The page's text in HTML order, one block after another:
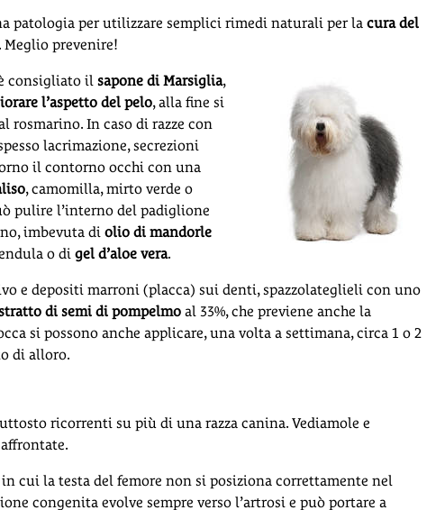
patologia per utilizzare semplici rimedi naturali per la cura del
Meglio prevenire!
consigliato il sapone di Marsiglia,
l’aspetto del pelo, alla fine si
rosmarino. In caso di razze con
lacrimazione, secrezioni
il contorno occhi con una
, camomilla, mirto verde o
pulire l’interno del padiglione
imbevuta di olio di mandorle
o di gel d’aloe vera.
e depositi marroni (placca) sui denti, spazzolateglieli con uno
di semi di pompelmo al 33%, che previene anche la
si possono anche applicare, una volta a settimana, circa 1 o 2
di alloro.
ricorrenti su più di una razza canina. Vediamole e
cui la testa del femore non si posiziona correttamente nel
congenita evolve sempre verso l’artrosi e può portare a